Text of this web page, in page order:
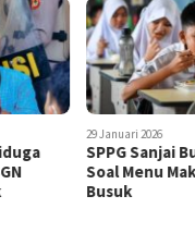
29 Januari 2026
SPPG Sanjai
Soal Menu
Busuk